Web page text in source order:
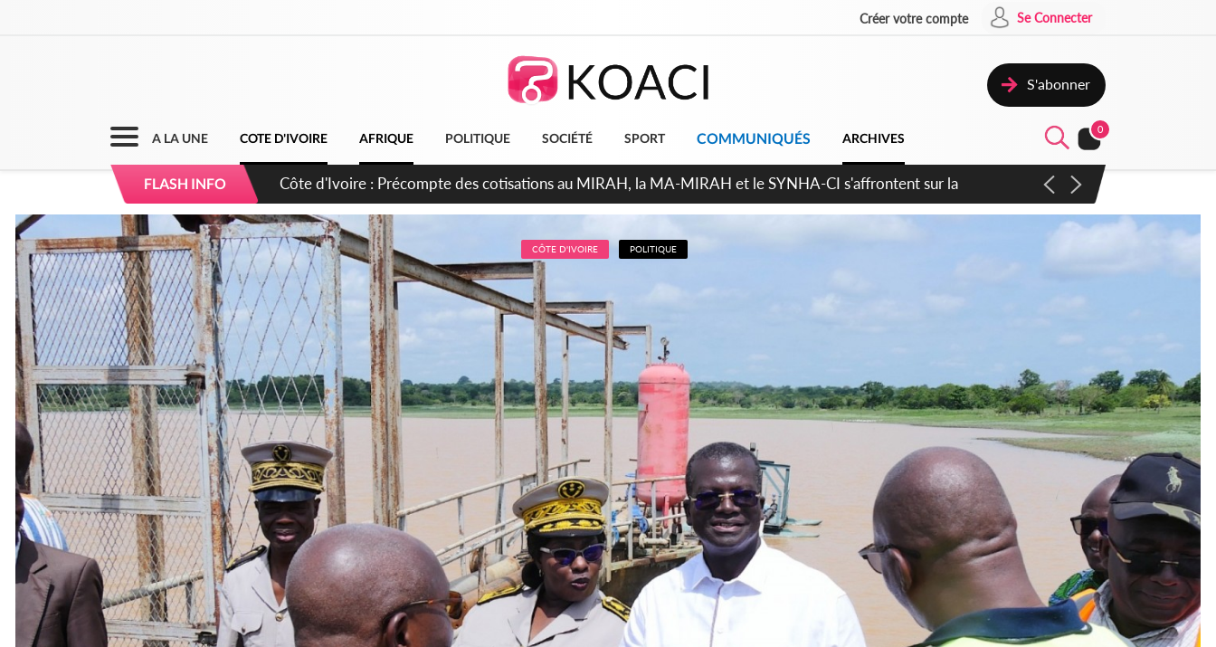
Créer votre compte Se Connecter
S'abonner
A LA UNE COTE D'IVOIRE AFRIQUE POLITIQUE SOCIÉTÉ SPORT COMMUNIQUÉS ARCHIVES
0
FLASH INFO Côte d'Ivoire : Indépendance 2026, Thiam plaide pour un environnement démocratique plus apaisé
CÔTE D'IVOIRE POLITIQUE